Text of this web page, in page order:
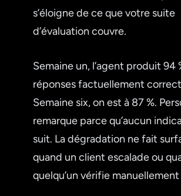
s’éloigne de ce que votre suite
d’évaluation couvre.
Semaine un, l’agent produit 94
réponses factuellement
Semaine six, on est à 87 %.
remarque parce qu’aucun
suit. La dégradation ne fait
quand un client escalade ou
quelqu’un vérifie